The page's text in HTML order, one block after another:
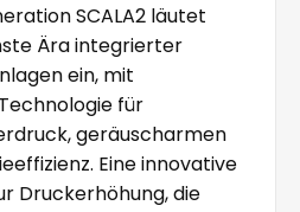
SCALA2 läutet
Ära integrierter
ein, mit
für
geräuscharmen
Eine innovative
Druckerhöhung, die